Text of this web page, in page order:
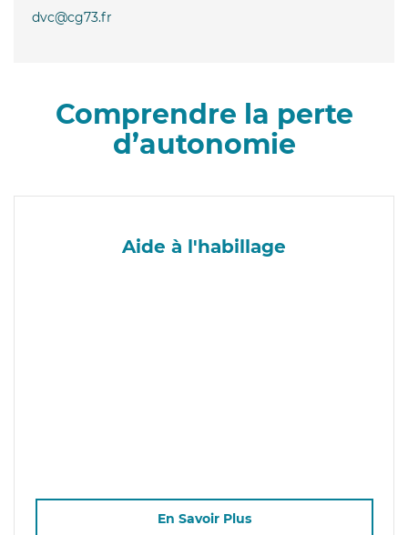
dvc@cg73.fr
Comprendre la perte
d’autonomie
Aide à l'habillage
En Savoir Plus